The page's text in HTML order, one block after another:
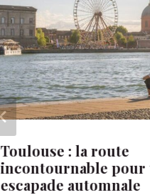
Toulouse : la route
incontournable pour
escapade automnale